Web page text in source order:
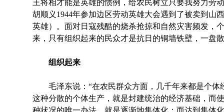
王将相才能是英雄的惯例，给农民树立只要我努力劳
胡顺义1944年参加边区劳动英雄大会遇到了被卖到山
英雄）。面对日寇残酷的烧杀抢掠和自然灾害频发，
来，只有组织起来的民众才是抗日的铜墙铁壁，一盘
组织起来
毛泽东说：“在农民群众方面，几千年来都是个体
这种分散的个体生产，就是封建统治的经济基础，而
种状况的唯一办法，就是逐渐地集体化；而达到集体